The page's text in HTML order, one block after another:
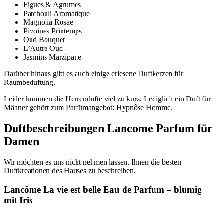
Figues & Agrumes
Patchouli Aromatique
Magnolia Rosae
Pivoines Printemps
Oud Bouquet
L’Autre Oud
Jasmins Marzipane
Darüber hinaus gibt es auch einige erlesene Duftkerzen für
Raumbeduftung.
Leider kommen die Herrendüfte viel zu kurz. Lediglich ein Duft für
Männer gehört zum Parfümangebot: Hypnôse Homme.
Duftbeschreibungen Lancome Parfum für
Damen
Wir möchten es uns nicht nehmen lassen, Ihnen die besten
Duftkreationen des Hauses zu beschreiben.
Lancôme La vie est belle Eau de Parfum – blumig
mit Iris